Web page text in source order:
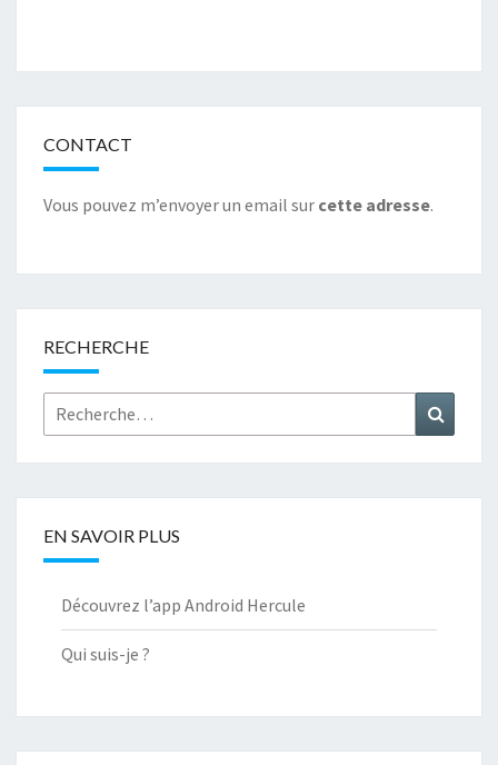
o
o
k
er dI
n
es
t
di
t
l
er ge
r
CONTACT
Vous pouvez m’envoyer un email sur cette adresse.
RECHERCHE
Rechercher :
EN SAVOIR PLUS
Découvrez l’app Android Hercule
Qui suis-je ?